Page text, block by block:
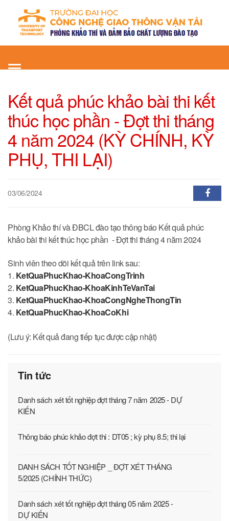
Toggle
Kết quả phúc khảo bài thi kết
thúc học phần - Đợt thi tháng
4 năm 2024 (KỲ CHÍNH, KỲ
PHỤ, THI LẠI)
03/06/2024
Phòng Khảo thí và ĐBCL đào tạo thông báo Kết quả phúc
khảo bài thi kết thúc học phần - Đợt thi tháng 4 năm 2024
Sinh viên theo dõi kết quả trên link sau:
1. KetQuaPhucKhao-KhoaCongTrinh
2. KetQuaPhucKhao-KhoaKinhTeVanTai
3. KetQuaPhucKhao-KhoaCongNgheThongTin
4. KetQuaPhucKhao-KhoaCoKhi
(Lưu ý: Kết quả đang tiếp tục được cập nhật)
Tin tức
Danh sách xét tốt nghiệp đợt tháng 7 năm 2025 - DỰ
KIẾN
Thông báo phúc khảo đợt thi : DT05 ; kỳ phụ 8.5; thi lại
DANH SÁCH TỐT NGHIỆP _ ĐỢT XÉT THÁNG
5/2025 (CHÍNH THỨC)
Danh sách xét tốt nghiệp đợt tháng 05 năm 2025 -
DỰ KIẾN